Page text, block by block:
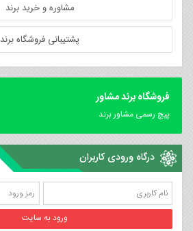
مشاوره و خرید برند
پشتیبانی فروشگاه برند
فروشگاه برند مشاور
پیچ رسمی مشاور برند
درگاه ورودی کاربران